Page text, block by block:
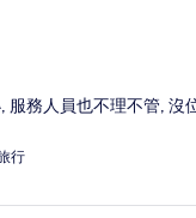
服務人員也不理不管, 沒
行